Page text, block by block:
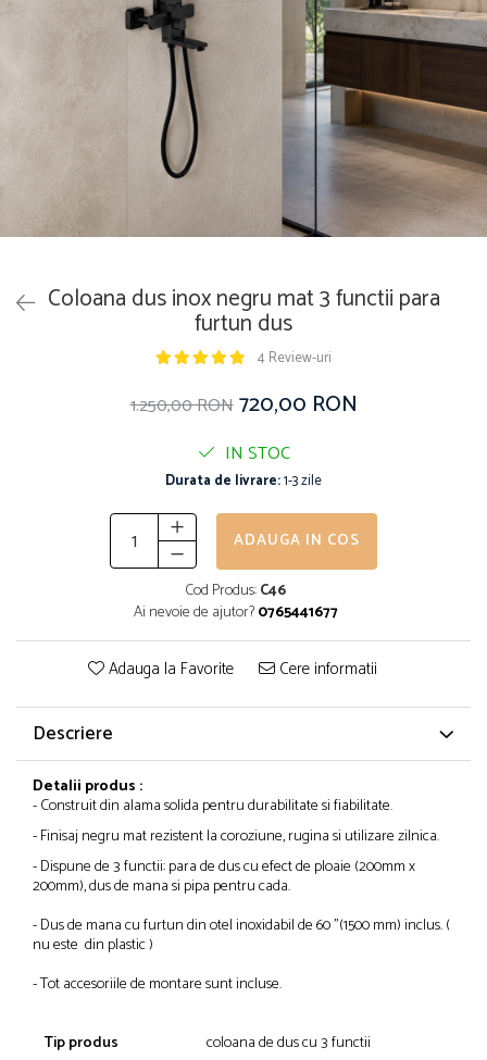
Coloana dus inox negru mat 3 functii para
furtun dus
4 Review-uri
1.250,00 RON 720,00 RON
IN STOC
Durata de livrare:1-3 zile
ADAUGA IN COS
Cod Produs:C46
Ai nevoie de ajutor?0765441677
Adauga la Favorite Cere informatii
Descriere
Detalii produs :
- Construit din alama solida pentru durabilitate si fiabilitate.
- Finisaj negru mat rezistent la coroziune, rugina si utilizare zilnica.
- Dispune de 3 functii: para de dus cu efect de ploaie (200mm x
200mm), dus de mana si pipa pentru cada.
- Dus de mana cu furtun din otel inoxidabil de 60 "(1500 mm) inclus. (
nu este din plastic )
- Tot accesoriile de montare sunt incluse.
Tip produs
coloana de dus cu 3 functii